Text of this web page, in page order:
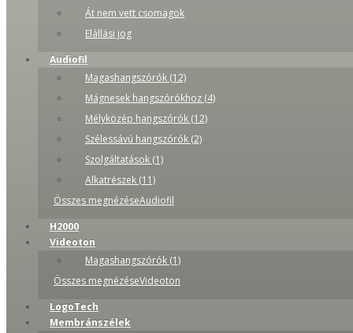
Át nem vett csomagok
Elállási jog
Audiofil
Magashangszórók (12)
Mágnesek hangszórókhoz (4)
Mélyközép hangszórók (12)
Szélessávú hangszórók (2)
Szolgáltatások (1)
Alkatrészek (11)
Összes megnézéseAudiofil
H2000
Videoton
Magashangszórók (1)
Összes megnézéseVideoton
LogoTech
Membránszélek